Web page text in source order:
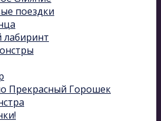
поездки
Прекрасный Горошек